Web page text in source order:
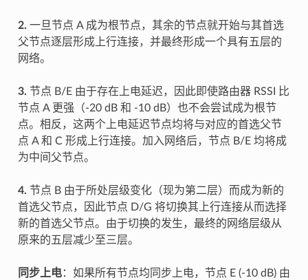
2. 一旦节点 A 成为根节点，其余的节点就开始与其首选
父节点逐层形成上行连接，并最终形成一个具有五层的
网络。
3. 节点 B/E 由于存在上电延迟，因此即使路由器 RSSI 比
节点 A 更强（-20 dB 和 -10 dB）也不会尝试成为根节
点。相反，这两个上电延迟节点均将与对应的首选父节
点 A 和 C 形成上行连接。加入网络后，节点 B/E 均将成
为中间父节点。
4. 节点 B 由于所处层级变化（现为第二层）而成为新的
首选父节点，因此节点 D/G 将切换其上行连接从而选择
新的首选父节点。由于切换的发生，最终的网络层级从
原来的五层减少至三层。
同步上电：如果所有节点均同步上电，节点 E (-10 dB) 由